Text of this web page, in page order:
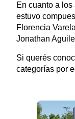
En cuanto a
estuvo
Florencia
Jonathan
Si querés
categorías por